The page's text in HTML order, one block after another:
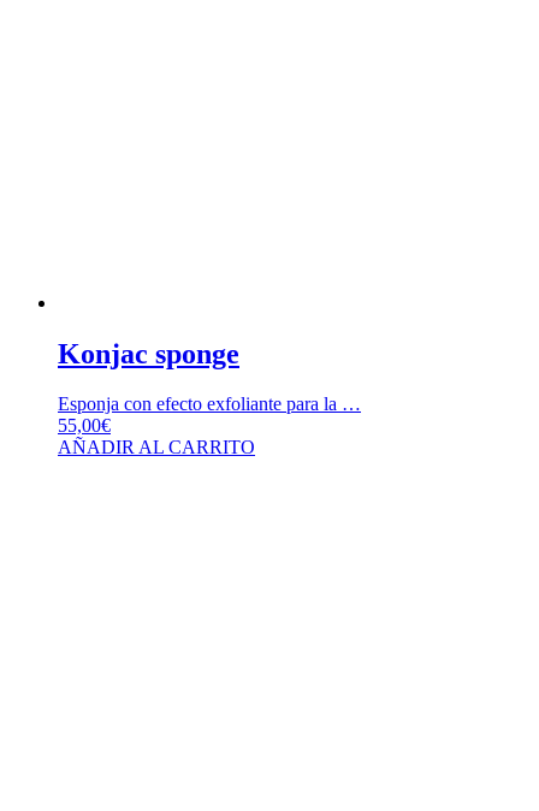
Konjac sponge
Esponja con efecto exfoliante para la …
55,00€
AÑADIR AL CARRITO